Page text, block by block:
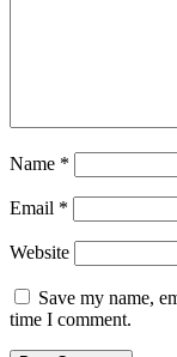
Name *
Email *
Website
Save my name,
time I comment.